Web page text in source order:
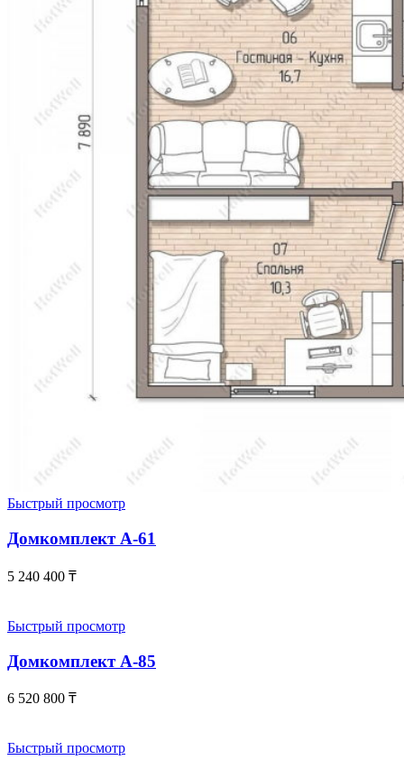
Быстрый просмотр
Домкомплект А-61
5 240 400 ₸
Быстрый просмотр
Домкомплект А-85
6 520 800 ₸
Быстрый просмотр